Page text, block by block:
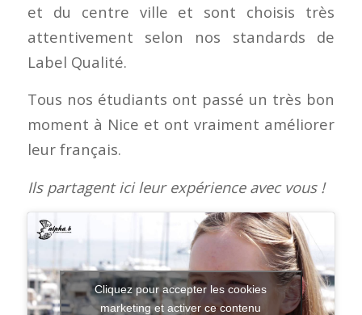
et du centre ville et sont choisis très
attentivement selon nos standards de
Label Qualité.
Tous nos étudiants ont passé un très bon
moment à Nice et ont vraiment améliorer
leur français.
Ils partagent ici leur expérience avec vous !
Cliquez pour accepter les cookies
marketing et activer ce contenu